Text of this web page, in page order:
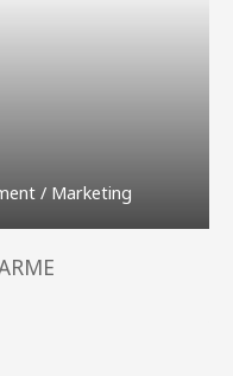
/ Marketing